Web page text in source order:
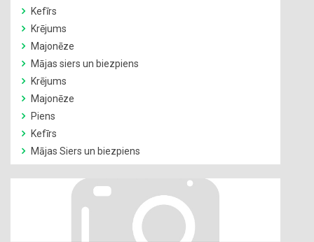
Kefīrs
Krējums
Majonēze
Mājas siers un biezpiens
Krējums
Majonēze
Piens
Kefīrs
Mājas Siers un biezpiens